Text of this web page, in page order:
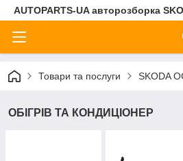
AUTOPARTS-UA авторозборка
Товари та послуги SKODA
ОБІГРІВ ТА КОНДИЦІОНЕР